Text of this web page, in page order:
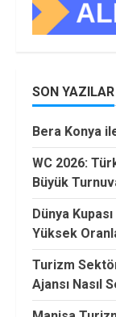
SON YAZILAR
Bera Konya
WC 2026:
Büyük
Dünya
Yüksek
Turizm
Ajansı Nasıl